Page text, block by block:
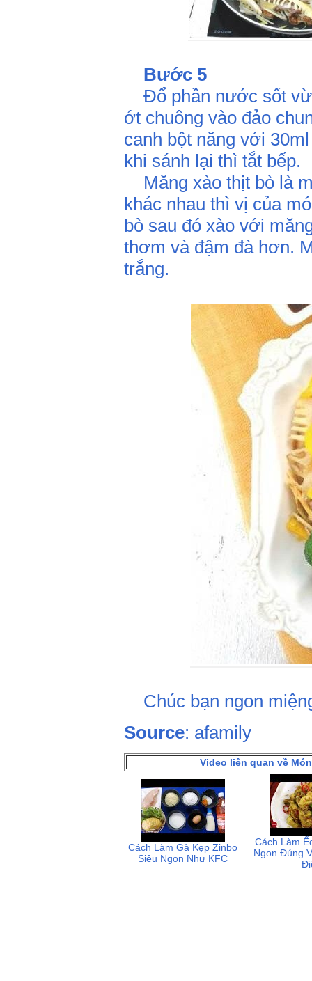
Bước 5
Đổ phần nước sốt
ớt chuông vào đảo
canh bột năng với
khi sánh lại thì tắt bếp.
Măng xào thịt bò là
khác nhau thì vị của
bò sau đó xào với
thơm và đậm đà hơn.
trắng.
Chúc bạn ngon
Source: afamily
Video liên quan về
Cách Làm Gà Kẹp Zinbo
Siêu Ngon Như KFC
Cách Làm
Ngon Đúng